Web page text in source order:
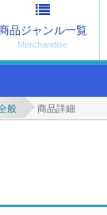
品ジャンル一覧
般 商品詳細